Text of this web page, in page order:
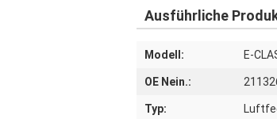
Ausführliche
Modell: E-
OE Nein.:
Typ: